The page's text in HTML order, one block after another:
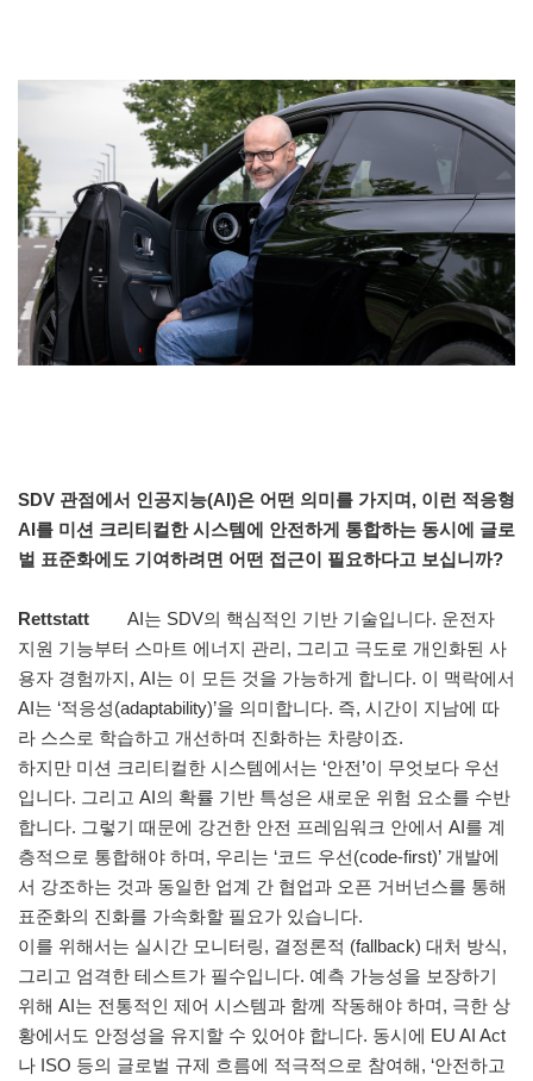
SDV 관점에서 인공지능(AI)은 어떤 의미를 가지며, 이런 적응형
AI를 미션 크리티컬한 시스템에 안전하게 통합하는 동시에 글로
벌 표준화에도 기여하려면 어떤 접근이 필요하다고 보십니까?
Rettstatt AI는 SDV의 핵심적인 기반 기술입니다. 운전자
지원 기능부터 스마트 에너지 관리, 그리고 극도로 개인화된 사
용자 경험까지, AI는 이 모든 것을 가능하게 합니다. 이 맥락에서
AI는 ‘적응성(adaptability)’을 의미합니다. 즉, 시간이 지남에 따
라 스스로 학습하고 개선하며 진화하는 차량이죠.
하지만 미션 크리티컬한 시스템에서는 ‘안전’이 무엇보다 우선
입니다. 그리고 AI의 확률 기반 특성은 새로운 위험 요소를 수반
합니다. 그렇기 때문에 강건한 안전 프레임워크 안에서 AI를 계
층적으로 통합해야 하며, 우리는 ‘코드 우선(code-first)’ 개발에
서 강조하는 것과 동일한 업계 간 협업과 오픈 거버넌스를 통해
표준화의 진화를 가속화할 필요가 있습니다.
이를 위해서는 실시간 모니터링, 결정론적 (fallback) 대처 방식,
그리고 엄격한 테스트가 필수입니다. 예측 가능성을 보장하기
위해 AI는 전통적인 제어 시스템과 함께 작동해야 하며, 극한 상
황에서도 안정성을 유지할 수 있어야 합니다. 동시에 EU AI Act
나 ISO 등의 글로벌 규제 흐름에 적극적으로 참여해, ‘안전하고